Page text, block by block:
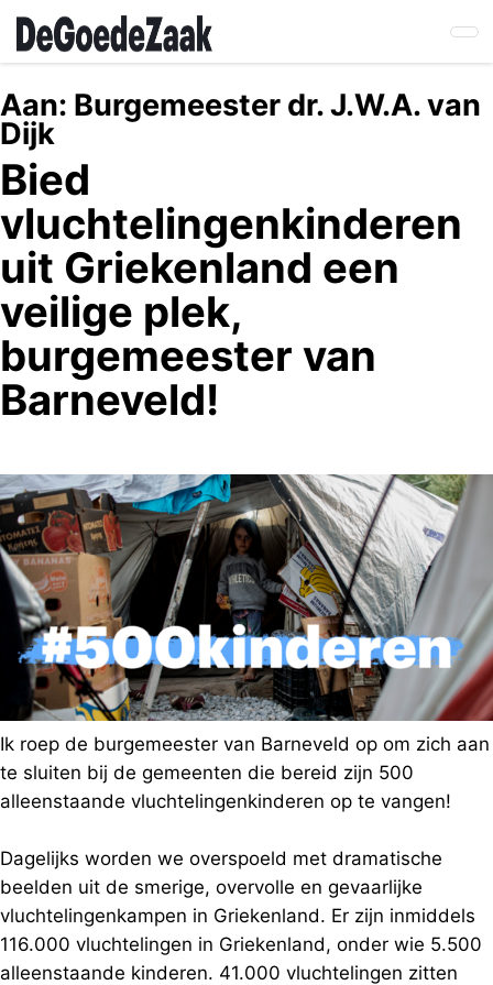
Skip
main
content
Aan: Burgemeester dr. J.W.A. van
Dijk
Bied
vluchtelingenkinderen
uit Griekenland een
veilige plek,
burgemeester van
Barneveld!
Ik roep de burgemeester van Barneveld op om zich aan
te sluiten bij de gemeenten die bereid zijn 500
alleenstaande vluchtelingenkinderen op te vangen!
Dagelijks worden we overspoeld met dramatische
beelden uit de smerige, overvolle en gevaarlijke
vluchtelingenkampen in Griekenland. Er zijn inmiddels
116.000 vluchtelingen in Griekenland, onder wie 5.500
alleenstaande kinderen. 41.000 vluchtelingen zitten